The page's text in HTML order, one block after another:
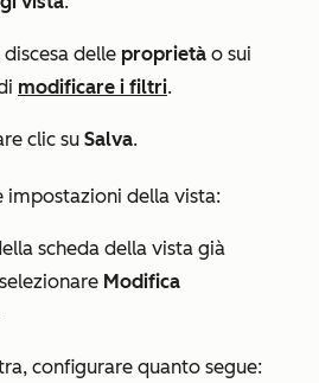
discesa delle proprietà o sui
modificare i filtri.
clic su Salva.
impostazioni della vista:
scheda della vista già
Modifica
configurare quanto segue: